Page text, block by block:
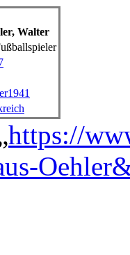
Walter
1941
https://